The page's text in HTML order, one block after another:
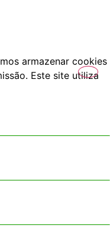
armazenar cookies
Este site utiliza